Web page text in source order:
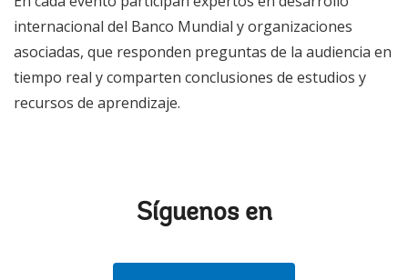
internacional del Banco Mundial y organizaciones
asociadas, que responden preguntas de la audiencia en
tiempo real y comparten conclusiones de estudios y
recursos de aprendizaje.
Síguenos en